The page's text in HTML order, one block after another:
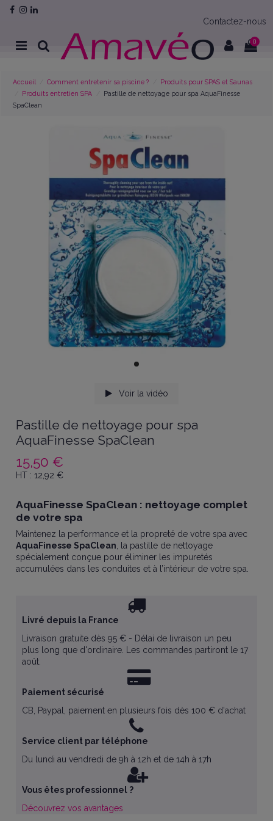
Contactez-nous
0
Accueil Comment entretenir sa piscine ?
Produits pour SPAS et Saunas
Produits entretien SPA
Pastille de nettoyage pour spa AquaFinesse
SpaClean
Voir la vidéo
Pastille de nettoyage pour spa
AquaFinesse SpaClean
15,50 €
HT : 12,92€
AquaFinesse SpaClean : nettoyage complet
de votre spa
Maintenez la performance et la propreté de votre spa avec
AquaFinesse SpaClean , la pastille de nettoyage
spécialement conçue pour éliminer les impuretés
accumulées dans les conduites et à l’intérieur de votre spa.
Livré depuis la France
Livraison gratuite dès 95 € - Délai de livraison un peu
plus long que d'ordinaire. Les commandes partiront le 17
août.
Paiement sécurisé
CB, Paypal, paiement en plusieurs fois dès 100 € d'achat
Service client par téléphone
Du lundi au vendredi de 9h à 12h et de 14h à 17h
Vous êtes professionnel ?
Découvrez vos avantages